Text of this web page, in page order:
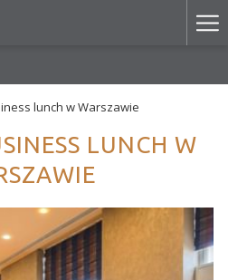
lunch w Warszawie
LUNCH W